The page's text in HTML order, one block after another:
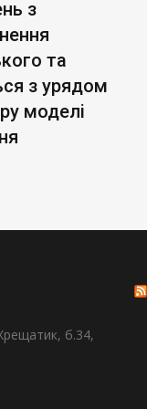
з
та
з урядом
моделі
б.34,